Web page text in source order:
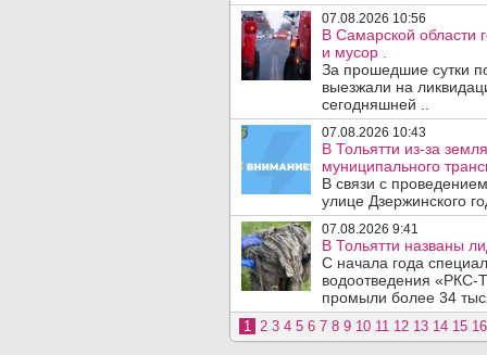
07.08.2026 10:56
В Самарской области
и мусор .
За прошедшие сутки
выезжали на
сегодняшней ..
07.08.2026 10:43
В Тольятти из-за
муниципального
В связи с
улице Дзержинского
07.08.2026 9:41
В Тольятти названы
С начала года
водоотведения «РКС-
промыли более 34
1 2 3 4 5 6 7 8 9 10 11 12 13 14 15 16